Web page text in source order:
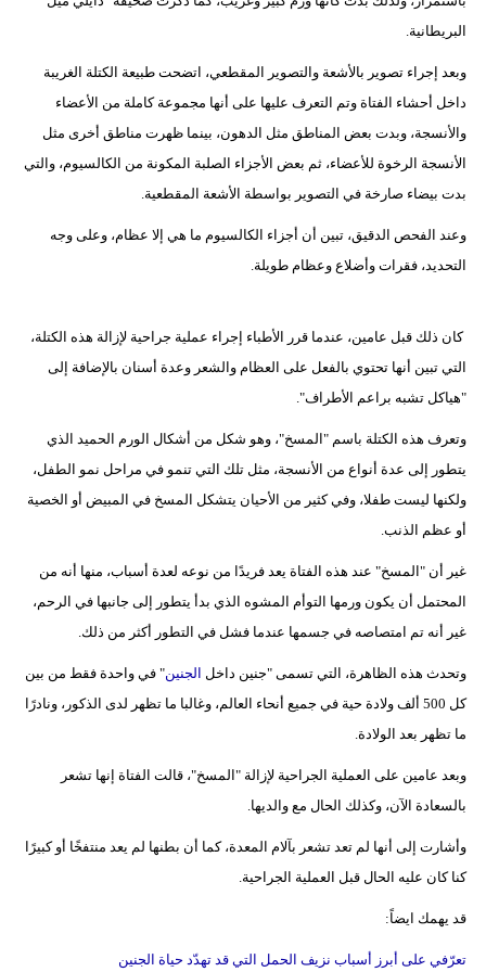
البريطانية.
وبعد إجراء تصوير بالأشعة والتصوير المقطعي، اتضحت طبيعة الكتلة الغريبة
داخل أحشاء الفتاة وتم التعرف عليها على أنها مجموعة كاملة من الأعضاء
والأنسجة، وبدت بعض المناطق مثل الدهون، بينما ظهرت مناطق أخرى مثل
الأنسجة الرخوة للأعضاء، ثم بعض الأجزاء الصلبة المكونة من الكالسيوم، والتي
بدت بيضاء صارخة في التصوير بواسطة الأشعة المقطعية.
وعند الفحص الدقيق، تبين أن أجزاء الكالسيوم ما هي إلا عظام، وعلى وجه
التحديد، فقرات وأضلاع وعظام طويلة.
كان ذلك قبل عامين، عندما قرر الأطباء إجراء عملية جراحية لإزالة هذه الكتلة،
التي تبين أنها تحتوي بالفعل على العظام والشعر وعدة أسنان بالإضافة إلى
"هياكل تشبه براعم الأطراف".
وتعرف هذه الكتلة باسم "المسخ"، وهو شكل من أشكال الورم الحميد الذي
يتطور إلى عدة أنواع من الأنسجة، مثل تلك التي تنمو في مراحل نمو الطفل،
ولكنها ليست طفلا، وفي كثير من الأحيان يتشكل المسخ في المبيض أو الخصية
أو عظم الذنب.
غير أن "المسخ" عند هذه الفتاة يعد فريدًا من نوعه لعدة أسباب، منها أنه من
المحتمل أن يكون ورمها التوأم المشوه الذي بدأ يتطور إلى جانبها في الرحم،
غير أنه تم امتصاصه في جسمها عندما فشل في التطور أكثر من ذلك.
وتحدث هذه الظاهرة، التي تسمى "جنين داخل الجنين" في واحدة فقط من بين
كل 500 ألف ولادة حية في جميع أنحاء العالم، وغالبا ما تظهر لدى الذكور، ونادرًا
ما تظهر بعد الولادة.
وبعد عامين على العملية الجراحية لإزالة "المسخ"، قالت الفتاة إنها تشعر
بالسعادة الآن، وكذلك الحال مع والديها.
وأشارت إلى أنها لم تعد تشعر بآلام المعدة، كما أن بطنها لم يعد منتفخًا أو كبيرًا
كنا كان عليه الحال قبل العملية الجراحية.
قد يهمك ايضاً:
تعرّفي على أبرز أسباب نزيف الحمل التي قد تهدّد حياة الجنين